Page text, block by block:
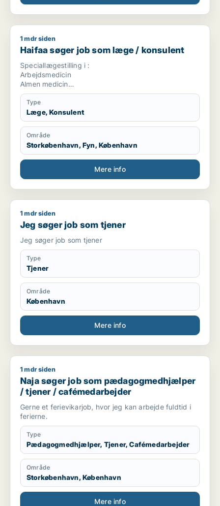
Haifaa søger job som læge / konsulent
1 mdr siden
Haifaa søger job som læge / konsulent
Speciallægestilling i :
Arbejdsmedicin
Almen medicin
Rusmiddel behandling
Kommune læge
Type
Læge, Konsulent
Område
Storkøbenhavn, Fyn, København
Mere info
Jeg søger job som tjener
1 mdr siden
Jeg søger job som tjener
Jeg søger job som tjener
Type
Tjener
Område
København
Mere info
Naja søger job som pædagogmedhjælper / tjener /
1 mdr siden
Naja søger job som pædagogmedhjælper
/ tjener / cafémedarbejder
Gerne et ferievikarjob, hvor jeg kan arbejde fuldtid i
ferierne.
Type
Pædagogmedhjælper, Tjener, Cafémedarbejder
Område
Storkøbenhavn, København
Mere info